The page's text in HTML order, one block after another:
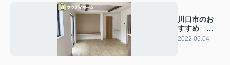
川口市のお
すすめ 新
築一戸建
2022.06.04